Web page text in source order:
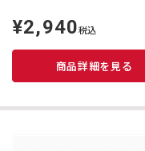
定
価
¥2,940税込
商品詳細を見る